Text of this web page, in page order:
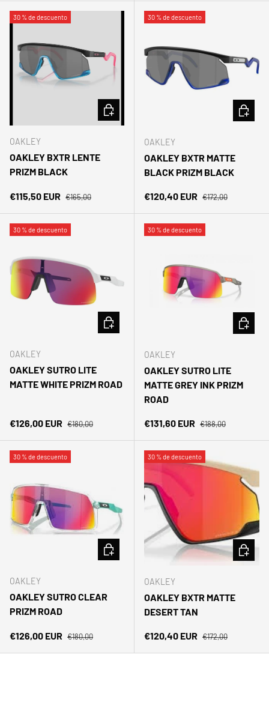
30 % de descuento
OAKLEY
OAKLEY BXTR LENTE
PRIZM BLACK
Precio de venta
€115,50 EUR Precio normal
€165,00
AÑADIR AL CARRITO
30 % de descuento
OAKLEY
OAKLEY BXTR MATTE
BLACK PRIZM BLACK
Precio de venta
€120,40 EUR Precio normal
€172,00
30 % de descuento
OAKLEY
OAKLEY SUTRO LITE
MATTE WHITE PRIZM ROAD
Precio de venta
€126,00 EUR Precio normal
€180,00
AÑADIR AL CARRITO
30 % de descuento
OAKLEY
OAKLEY SUTRO LITE
MATTE GREY INK PRIZM
ROAD
Precio de venta
€131,60 EUR Precio normal
€188,00
30 % de descuento
OAKLEY
OAKLEY SUTRO CLEAR
PRIZM ROAD
Precio de venta
€126,00 EUR Precio normal
€180,00
AÑADIR AL CARRITO
30 % de descuento
OAKLEY
OAKLEY BXTR MATTE
DESERT TAN
Precio de venta
€120,40 EUR Precio normal
€172,00